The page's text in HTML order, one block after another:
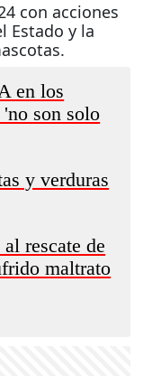
con acciones
Estado y la
en los
son solo
y verduras
rescate de
maltrato